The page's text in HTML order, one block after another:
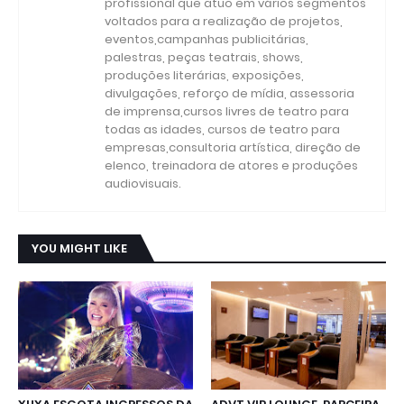
voltados para a realização de projetos,
eventos,campanhas publicitárias,
palestras, peças teatrais, shows,
produções literárias, exposições,
divulgações, reforço de mídia, assessoria
de imprensa,cursos livres de teatro para
todas as idades, cursos de teatro para
empresas,consultoria artística, direção de
elenco, treinadora de atores e produções
audiovisuais.
YOU MIGHT LIKE